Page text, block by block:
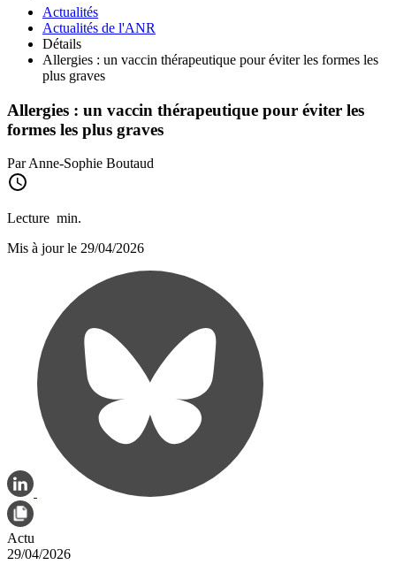
Actualités
Actualités de l'ANR
Détails
Allergies : un vaccin thérapeutique pour éviter les formes les
plus graves
Allergies : un vaccin thérapeutique pour éviter les
formes les plus graves
Par Anne-Sophie Boutaud
Lecture min.
Mis à jour le 29/04/2026
Actu
29/04/2026